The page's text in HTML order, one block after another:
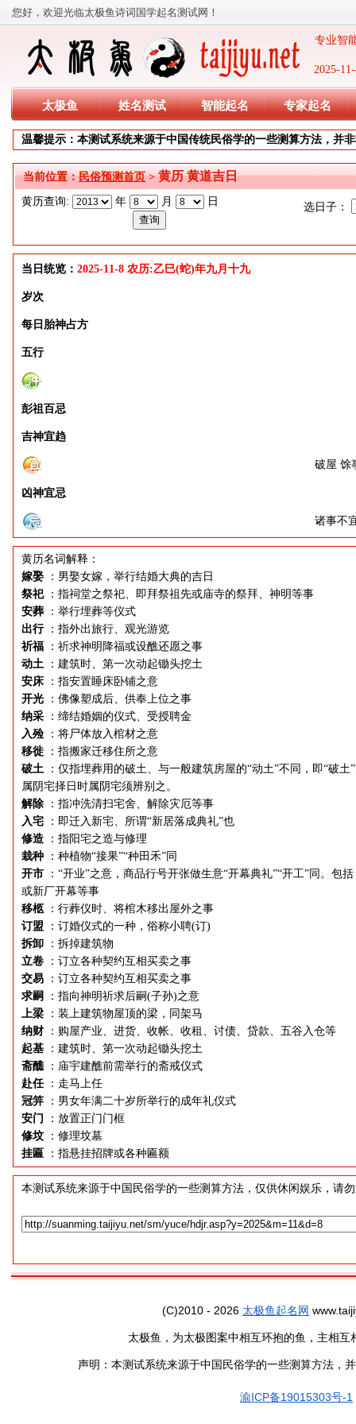
您好，欢迎光临太极鱼诗词国学起名测试网！
2025-
专业智
太极鱼 姓名测试 智能起名 专家起名
温馨提示：本测试系统来源于中国传统民俗学的一些测算方法，并
当前位置：民俗预测首页>黄历 黄道吉日
黄历查询: 年 月 日 选日子：
当日统览： 2025-11-8 农历:乙巳(蛇)年九月十九
岁次
每日胎神占方
五行
彭祖百忌
吉神宜趋
破屋 馀
凶神宜忌
诸事不
黄历名词解释：
嫁娶
：男娶女嫁，举行结婚大典的吉日
祭祀 ：指祠堂之祭祀、即拜祭祖先或庙寺的祭拜、神明等事
安葬
：举行埋葬等仪式
出行 ：指外出旅行、观光游览
祈福
：祈求神明降福或设醮还愿之事
动土
：建筑时、第一次动起锄头挖土
安床
：指安置睡床卧铺之意
开光
：佛像塑成后、供奉上位之事
纳采
：缔结婚姻的仪式、受授聘金
入殓
：将尸体放入棺材之意
移徙
：指搬家迁移住所之意
破土
：仅指埋葬用的破土、与一般建筑房屋的“动土”不同，即“破
属阴宅择日时属阴宅须辨别之。
解除
：指冲洗清扫宅舍、解除灾厄等事
入宅
：即迁入新宅、所谓“新居落成典礼”也
修造
：指阳宅之造与修理
栽种
：种植物“接果”“种田禾”同
开市
：“开业”之意，商品行号开张做生意“开幕典礼”“开工”同。
或新厂开幕等事
移柩
：行葬仪时、将棺木移出屋外之事
订盟
：订婚仪式的一种，俗称小聘(订)
拆卸
：拆掉建筑物
立卷
：订立各种契约互相买卖之事
交易
：订立各种契约互相买卖之事
求嗣
：指向神明祈求后嗣(子孙)之意
上梁
：装上建筑物屋顶的梁，同架马
纳财
：购屋产业、进货、收帐、收租、讨债、贷款、五谷入仓等
起基
：建筑时、第一次动起锄头挖土
斋醮 ：庙宇建醮前需举行的斋戒仪式
赴任 ：走马上任
冠笄
：男女年满二十岁所举行的成年礼仪式
安门
：放置正门门框
修坟
：修理坟墓
挂匾
：指悬挂招牌或各种匾额
本测试系统来源于中国民俗学的一些测算方法，仅供休闲娱乐，请
(C)2010 - 2026 太极鱼起名网
太极鱼，为太极图案中相互环抱的鱼，主相
声明：本测试系统来源于中国民俗学的一些测算方法，
渝ICP备19015303号-1